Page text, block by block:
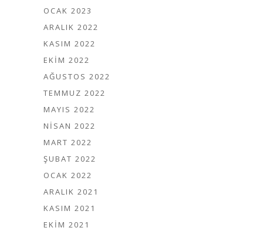
OCAK 2023
ARALIK 2022
KASIM 2022
EKIM 2022
AĞUSTOS 2022
TEMMUZ 2022
MAYIS 2022
NISAN 2022
MART 2022
ŞUBAT 2022
OCAK 2022
ARALIK 2021
KASIM 2021
EKIM 2021